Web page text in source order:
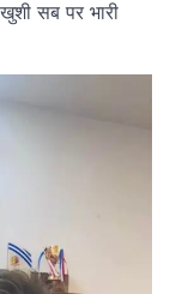
सब पर भारी